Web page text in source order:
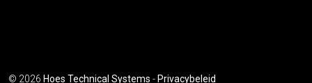
© 2026 Hoes Technical Systems - Privacybeleid